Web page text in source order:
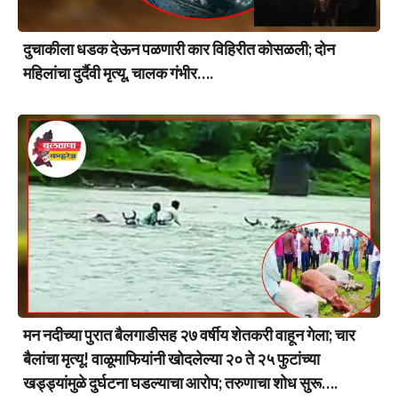
दुचाकीला धडक देऊन पळणारी कार विहिरीत कोसळली; दोन
महिलांचा दुर्दैवी मृत्यू, चालक गंभीर….
मन नदीच्या पुरात बैलगाडीसह २७ वर्षीय शेतकरी वाहून गेला; चार
बैलांचा मृत्यू! वाळूमाफियांनी खोदलेल्या २० ते २५ फुटांच्या
खड्ड्यांमुळे दुर्घटना घडल्याचा आरोप; तरुणाचा शोध सुरू….